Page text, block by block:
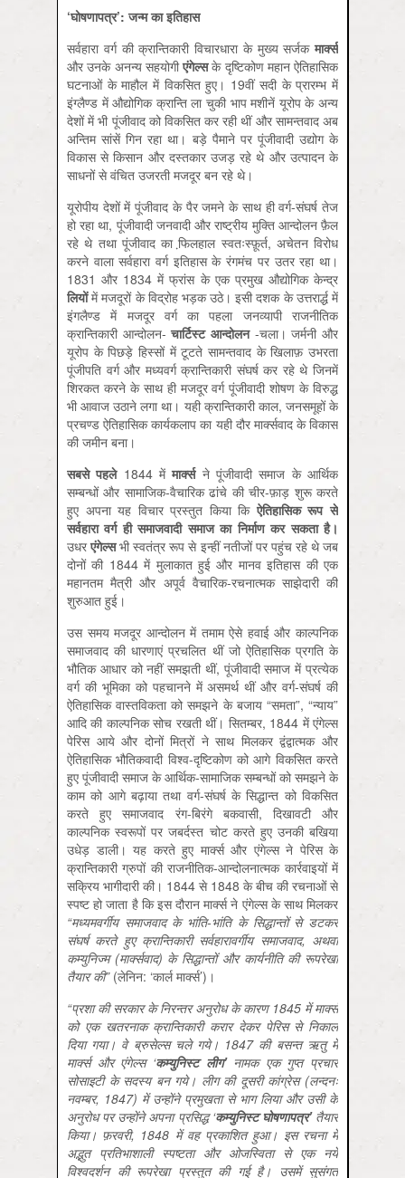
‘घोषणापत्र’:जन्म का इतिहास
सर्वहारा वर्ग की क्रान्तिकारी विचारधारा के मुख्य सर्जकमार्क्स
और उनके अनन्य सहयोगीएंगेल्सके दृष्टिकोण महान ऐतिहासिक
घटनाओं के माहौल में विकसित हुए। 19वीं सदी के प्रारम्भ में
इंग्लैण्ड में औद्योगिक क्रान्ति ला चुकी भाप मशीनें यूरोप के अन्य
देशों में भी पूंजीवाद को विकसित कर रही थीं और सामन्तवाद अब
अन्तिम सांसें गिन रहा था। बड़े पैमाने पर पूंजीवादी उद्योग के
विकास से किसान और दस्तकार उजड़ रहे थे और उत्पादन के
साधनों से वंचित उजरती मजदूर बन रहे थे।
यूरोपीय देशों में पूंजीवाद के पैर जमने के साथ ही वर्ग-संघर्ष तेज
हो रहा था, पूंजीवादी जनवादी और राष्ट्रीय मुक्ति आन्दोलन फ़ैल
रहे थे तथा पूंजीवाद का फि़लहाल स्वतःस्फ़ूर्त, अचेतन विरोध
करने वाला सर्वहारा वर्ग इतिहास के रंगमंच पर उतर रहा था।
1831 और 1834 में फ्रांस के एक प्रमुख औद्योगिक केन्द्र
लियोंमें मजदूरों के विद्रोह भड़क उठे। इसी दशक के उत्तरार्द्ध में
इंगलैण्ड में मजदूर वर्ग का पहला जनव्यापी राजनीतिक
क्रान्तिकारी आन्दोलन-चार्टिस्ट आन्दोलन-चला। जर्मनी और
यूरोप के पिछड़े हिस्सों में टूटते सामन्तवाद के खिलाफ़ उभरता
पूंजीपति वर्ग और मध्यवर्ग क्रान्तिकारी संघर्ष कर रहे थे जिनमें
शिरकत करने के साथ ही मजदूर वर्ग पूंजीवादी शोषण के विरुद्ध
भी आवाज उठाने लगा था। यही क्रान्तिकारी काल, जनसमूहों के
प्रचण्ड ऐतिहासिक कार्यकलाप का यही दौर मार्क्सवाद के विकास
की जमीन बना।
सबसे पहले1844 मेंमार्क्सने पूंजीवादी समाज के आर्थिक
सम्बन्धों और सामाजिक-वैचारिक ढांचे की चीर-फ़ाड़ शुरू करते
हुए अपना यह विचार प्रस्तुत किया किऐतिहासिक रूप से
सर्वहारा वर्ग ही समाजवादी समाज का निर्माण कर सकता है।
उधरएंगेल्सभी स्वतंत्र रूप से इन्हीं नतीजों पर पहुंच रहे थे जब
दोनों की 1844 में मुलाकात हुई और मानव इतिहास की एक
महानतम मैत्री और अपूर्व वैचारिक-रचनात्मक साझेदारी की
शुरुआत हुई।
उस समय मजदूर आन्दोलन में तमाम ऐसे हवाई और काल्पनिक
समाजवाद की धारणाएं प्रचलित थीं जो ऐतिहासिक प्रगति के
भौतिक आधार को नहीं समझती थीं, पूंजीवादी समाज में प्रत्येक
वर्ग की भूमिका को पहचानने में असमर्थ थीं और वर्ग-संघर्ष की
ऐतिहासिक वास्तविकता को समझने के बजाय “समता”, “न्याय”
आदि की काल्पनिक सोच रखती थीं। सितम्बर, 1844 में एंगेल्स
पेरिस आये और दोनों मित्रों ने साथ मिलकर द्वंद्वात्मक और
ऐतिहासिक भौतिकवादी विश्व-दृष्टिकोण को आगे विकसित करते
हुए पूंजीवादी समाज के आर्थिक-सामाजिक सम्बन्धों को समझने के
काम को आगे बढ़ाया तथा वर्ग-संघर्ष के सिद्धान्त को विकसित
करते हुए समाजवाद रंग-बिरंगे बकवासी, दिखावटी और
काल्पनिक स्वरूपों पर जबर्दस्त चोट करते हुए उनकी बखिया
उधेड़ डाली। यह करते हुए मार्क्स और एंगेल्स ने पेरिस के
क्रान्तिकारी ग्रुपों की राजनीतिक-आन्दोलनात्मक कार्रवाइयों में
सक्रिय भागीदारी की। 1844 से 1848 के बीच की रचनाओं से
स्पष्ट हो जाता है कि इस दौरान मार्क्स ने एंगेल्स के साथ मिलकर
“मध्यमवर्गीय समाजवाद के भांति-भांति के सिद्धान्तों से डटकर
संघर्ष करते हुए क्रान्तिकारी सर्वहारावर्गीय समाजवाद, अथवा
कम्युनिज्म (मार्क्सवाद) के सिद्धान्तों और कार्यनीति की रूपरेखा
तैयार की”(लेनिन: ‘कार्ल मार्क्स’)।
“प्रशा की सरकार के निरन्तर अनुरोध के कारण 1845 में मार्क्स
को एक खतरनाक क्रान्तिकारी करार देकर पेरिस से निकाल
दिया गया। वे ब्रुसेल्स चले गये। 1847की बसन्त ऋतु में
मार्क्स और एंगेल्स ‘कम्युनिस्ट लीग’ नामक एक गुप्त प्रचार
सोसाइटी के सदस्य बन गये। लीग की दूसरी कांग्रेस (लन्दनः
नवम्बर, 1847) में उन्होंने प्रमुखता से भाग लिया और उसी के
अनुरोध पर उन्होंने अपना प्रसिद्ध‘कम्युनिस्ट घोषणापत्र’ तैयार
किया। फ़रवरी, 1848 में वह प्रकाशित हुआ। इस रचना में
अद्भुत प्रतिभाशाली स्पष्टता और ओजस्विता से एक नये
विश्वदर्शन की रूपरेखा प्रस्तुत की गई है। उसमें सुसंगत